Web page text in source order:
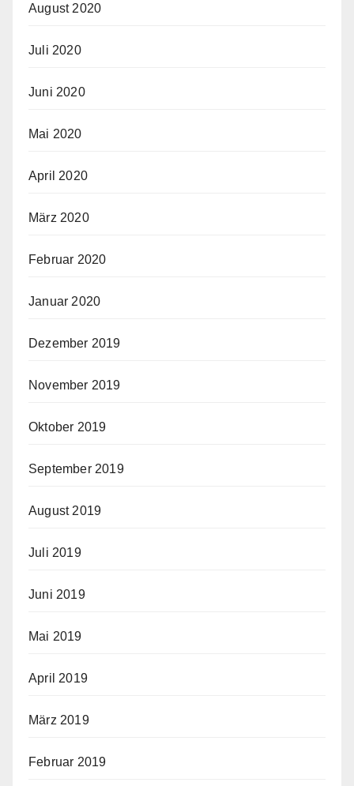
August 2020
Juli 2020
Juni 2020
Mai 2020
April 2020
März 2020
Februar 2020
Januar 2020
Dezember 2019
November 2019
Oktober 2019
September 2019
August 2019
Juli 2019
Juni 2019
Mai 2019
April 2019
März 2019
Februar 2019